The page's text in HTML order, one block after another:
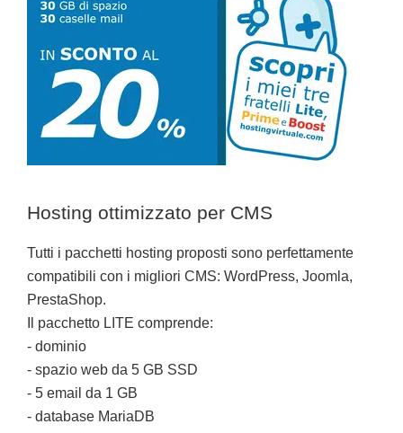
Hosting ottimizzato per CMS
Tutti i pacchetti hosting proposti sono perfettamente
compatibili con i migliori CMS: WordPress, Joomla,
PrestaShop.
Il pacchetto LITE comprende:
- dominio
- spazio web da 5 GB SSD
- 5 email da 1 GB
- database MariaDB